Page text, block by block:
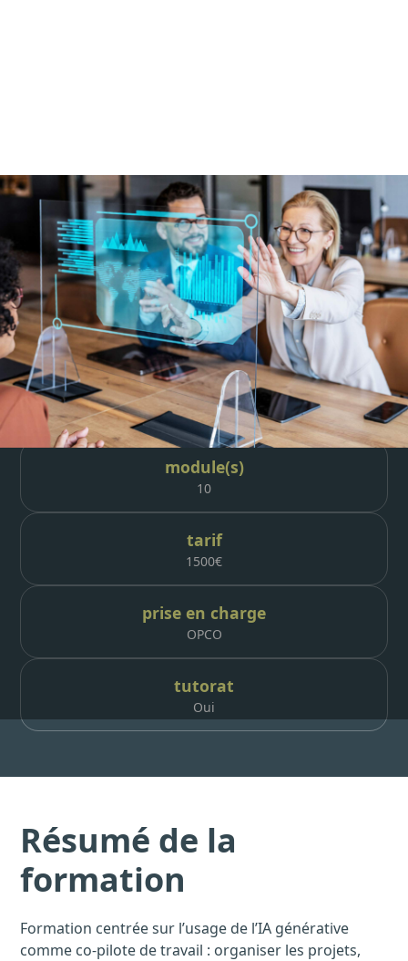
format
Présentielle
prochaine session
Tous les mois, nous contacter
durée
35h
module(s)
10
tarif
1500€
prise en charge
OPCO
tutorat
Oui
Résumé de la
formation
Formation centrée sur l’usage de l’IA générative
comme co-pilote de travail : organiser les projets,